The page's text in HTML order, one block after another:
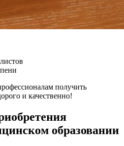
получить
и качественно!
образовании